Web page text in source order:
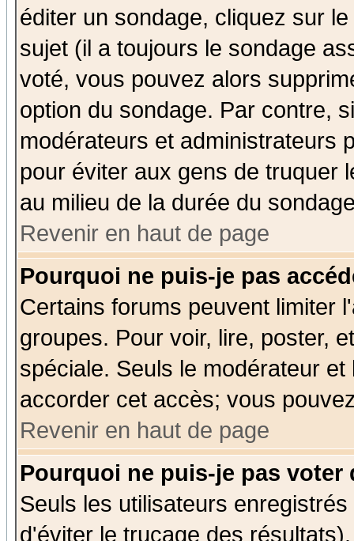
éditer un sondage, cliquez sur
sujet (il a toujours le sondage
voté, vous pouvez alors
option du sondage. Par contre,
modérateurs et administrateurs
pour éviter aux gens de truquer
au milieu de la durée du
Revenir en haut de page
Pourquoi ne puis-je pas
Certains forums peuvent limiter
groupes. Pour voir, lire, poster,
spéciale. Seuls le modérateur
accorder cet accès; vous
Revenir en haut de page
Pourquoi ne puis-je pas voter
Seuls les utilisateurs
d'éviter le trucage des